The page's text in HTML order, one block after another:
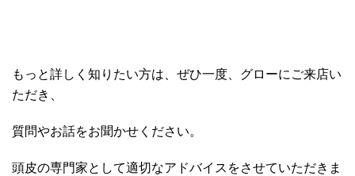
もっと詳しく知りたい方は、ぜひ一度、グローにご来店い
ただき、
質問やお話をお聞かせください。
頭皮の専門家として適切なアドバイスをさせていただきま